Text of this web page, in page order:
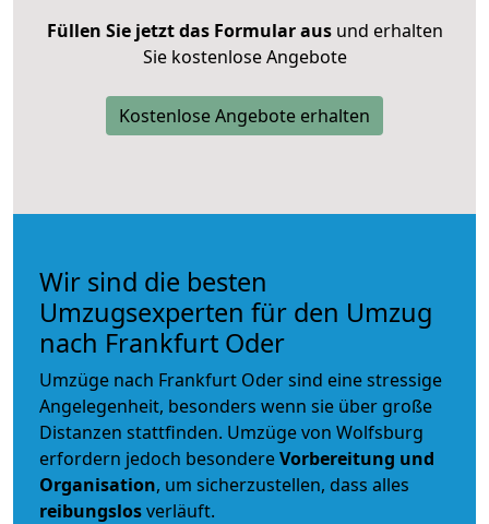
Füllen Sie jetzt das Formular ausund erhalten
Sie kostenlose Angebote
Kostenlose Angebote erhalten
Wir sind die besten
Umzugsexperten für den Umzug
nach Frankfurt Oder
Umzüge nach Frankfurt Oder sind eine stressige
Angelegenheit, besonders wenn sie über große
Distanzen stattfinden. Umzüge von Wolfsburg
erfordern jedoch besondereVorbereitung und
Organisation, um sicherzustellen, dass alles
reibungslosverläuft.